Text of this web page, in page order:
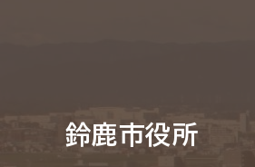
鈴鹿市役所